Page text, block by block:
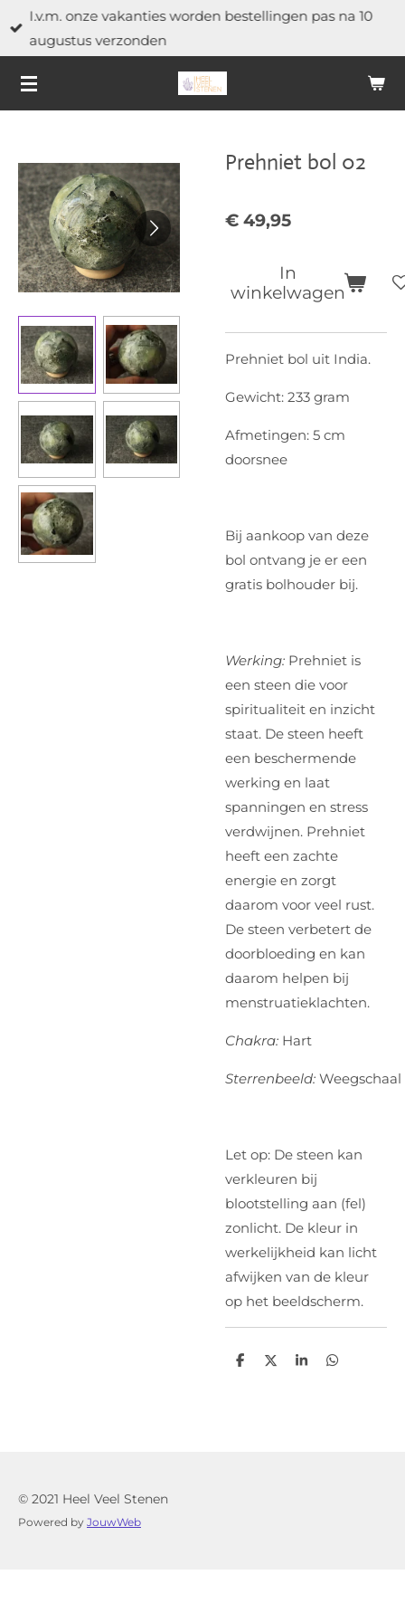
Ga
direct
de
I.v.m. onze vakanties worden bestellingen pas na 10
augustus verzonden
Prehniet bol 02
€ 49,95
In
winkelwagen
Prehniet bol uit India.
Gewicht: 233 gram
Afmetingen: 5 cm
doorsnee
Bij aankoop van deze
bol ontvang je er een
gratis bolhouder bij.
Werking: Prehniet is
een steen die voor
spiritualiteit en inzicht
staat. De steen heeft
een beschermende
werking en laat
spanningen en stress
verdwijnen. Prehniet
heeft een zachte
energie en zorgt
daarom voor veel rust.
De steen verbetert de
doorbloeding en kan
daarom helpen bij
menstruatieklachten.
Chakra: Hart
Sterrenbeeld: Weegschaal
Let op: De steen kan
verkleuren bij
blootstelling aan (fel)
zonlicht. De kleur in
werkelijkheid kan licht
afwijken van de kleur
op het beeldscherm.
D
D
S
D
© 2021 Heel Veel Stenen
Powered by JouwWeb